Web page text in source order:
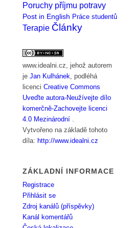
Poruchy příjmu potravy
Post in English Práce studentů
Terapie Články
www.idealni.cz, jehož autorem
jeJan Kulhánek, podléhá
licenciCreative Commons
Uveďte autora-Neužívejte dílo
komerčně-Zachovejte licenci
4.0 Mezinárodní .
Vytvořeno na základě tohoto
díla: http://www.idealni.cz
ZÁKLADNÍ INFORMACE
Registrace
Přihlásit se
Zdroj kanálů (příspěvky)
Kanál komentářů